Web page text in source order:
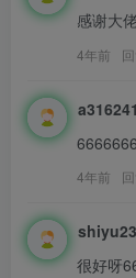
感谢大
4年前
4年前
很好呀